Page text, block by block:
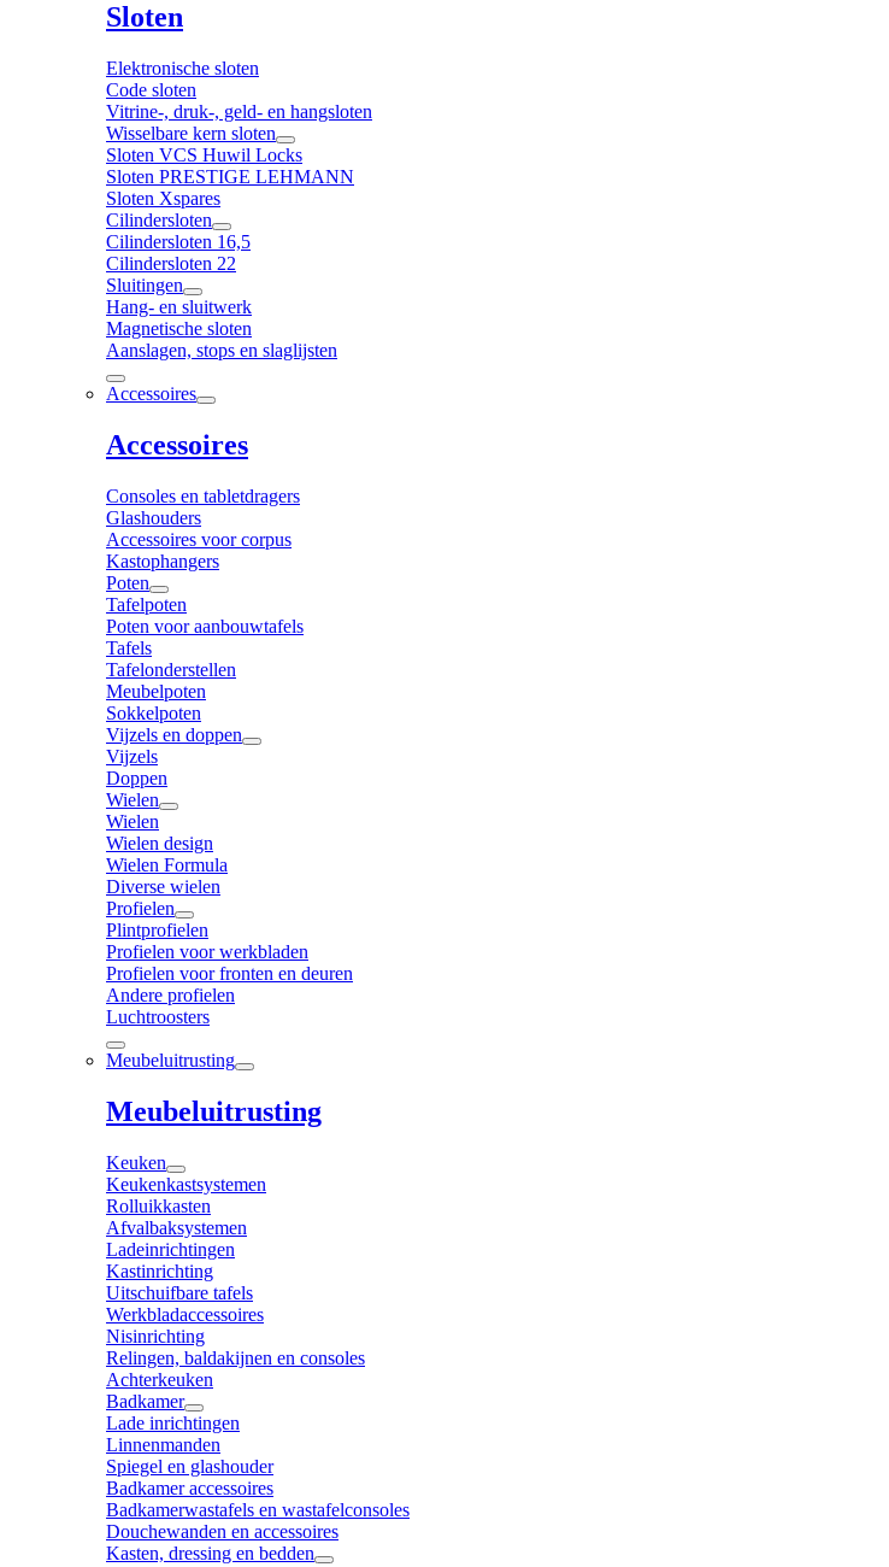
Sloten
Elektronische sloten
Code sloten
Vitrine-, druk-, geld- en hangsloten
Wisselbare kern sloten
Sloten VCS Huwil Locks
Sloten PRESTIGE LEHMANN
Sloten Xspares
Cilindersloten
Cilindersloten 16,5
Cilindersloten 22
Sluitingen
Hang- en sluitwerk
Magnetische sloten
Aanslagen, stops en slaglijsten
Accessoires
Accessoires
Consoles en tabletdragers
Glashouders
Accessoires voor corpus
Kastophangers
Poten
Tafelpoten
Poten voor aanbouwtafels
Tafels
Tafelonderstellen
Meubelpoten
Sokkelpoten
Vijzels en doppen
Vijzels
Doppen
Wielen
Wielen
Wielen design
Wielen Formula
Diverse wielen
Profielen
Plintprofielen
Profielen voor werkbladen
Profielen voor fronten en deuren
Andere profielen
Luchtroosters
Meubeluitrusting
Meubeluitrusting
Keuken
Keukenkastsystemen
Rolluikkasten
Afvalbaksystemen
Ladeinrichtingen
Kastinrichting
Uitschuifbare tafels
Werkbladaccessoires
Nisinrichting
Relingen, baldakijnen en consoles
Achterkeuken
Badkamer
Lade inrichtingen
Linnenmanden
Spiegel en glashouder
Badkamer accessoires
Badkamerwastafels en wastafelconsoles
Douchewanden en accessoires
Kasten, dressing en bedden